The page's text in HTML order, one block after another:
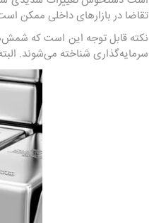
تقاضا در بازارهای داخلی ممکن است
سرمایه‌گذاری شناخته می‌شوند.